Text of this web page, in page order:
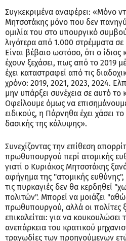
Συγκεκριμένα αναφέρει: «Μόνο
Μητσοτάκης μόνο που δεν
ομιλία του στο υπουργικό
λιγότερα από 1.000 στρέμματα
Είναι βέβαιο ωστόσο, ότι ο
έχουν ξεχάσει, πως από το 2019
έχει καταστραφεί από τις
χρόνο: 2019, 2021, 2023, 2024.
μην υπάρξει συνέχεια σε αυτό
Οφείλουμε όμως να
ειδικούς, η Πάρνηθα έχει χάσει
δασικής της κάλυψης».
Συνεχίζοντας την επίθεση
πρωθυπουργού περί ατομικής
γιατί ο Κυριάκος Μητσοτάκης
αφήγημα της "ατομικής
τις πυρκαγιές δεν θα κερδηθεί
πολιτών". Μπορεί να μοιάζει
πρωθυπουργού, αλλά οι πολίτες
επικαλείται: για να κουκουλώσει
ανεπάρκεια του κρατικού
τραγωδίες των προηγούμενων